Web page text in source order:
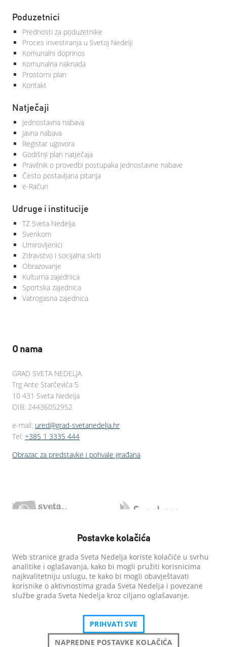
Poduzetnici
Prednosti za poduzetnike
Proces investiranja u Svetoj Nedelji
Komunalni doprinos
Komunalna naknada
Prostorni plan
Kontakt
Natječaji
Jednostavna nabava
Javna nabava
Registar ugovora
Godišnji plan natječaja
Pravilnik o provedbi postupaka jednostavne nabave
Često postavljana pitanja
e-Račun
Udruge i institucije
TZ Sveta Nedelja
Svenkom
Umirovljenici
Zdravstvo i socijalna skrb
Obrazovanje
Kulturna zajednica
Sportska zajednica
Vatrogasna zajednica
O nama
GRAD SVETA NEDELJA
Trg Ante Starčevića 5
10 431 Sveta Nedelja
OIB: 24436052952
e-mail: ured@grad-svetanedelja.hr
Tel: +385 1 3335 444
Obrazac za predstavke i pohvale građana
Postavke kolačića
Web stranice grada Sveta Nedelja koriste kolačiće u svrhu
analitike i oglašavanja, kako bi mogli pružiti korisnicima
najkvalitetniju uslugu, te kako bi mogli obavještavati
korisnike o aktivnostima grada Sveta Nedelja i povezane
službe grada Sveta Nedelja kroz ciljano oglašavanje.
PRIHVATI SVE
NAPREDNE POSTAVKE KOLAČIĆA